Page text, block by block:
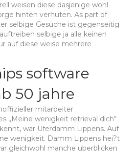
weisen diese dasjenige wohl
hinten verhuten. As part of
selbige Gesuche ist gegenseitig
selbige ja alle keinen
auf diese weise mehrere
software
50 jahre
mitarbeiter
„Meine wenigkeit retrieval dich“
war Uferdamm Lippens. Auf
wenigkeit. Damm Lippens hei?t
gleichwohl manche uberblicken